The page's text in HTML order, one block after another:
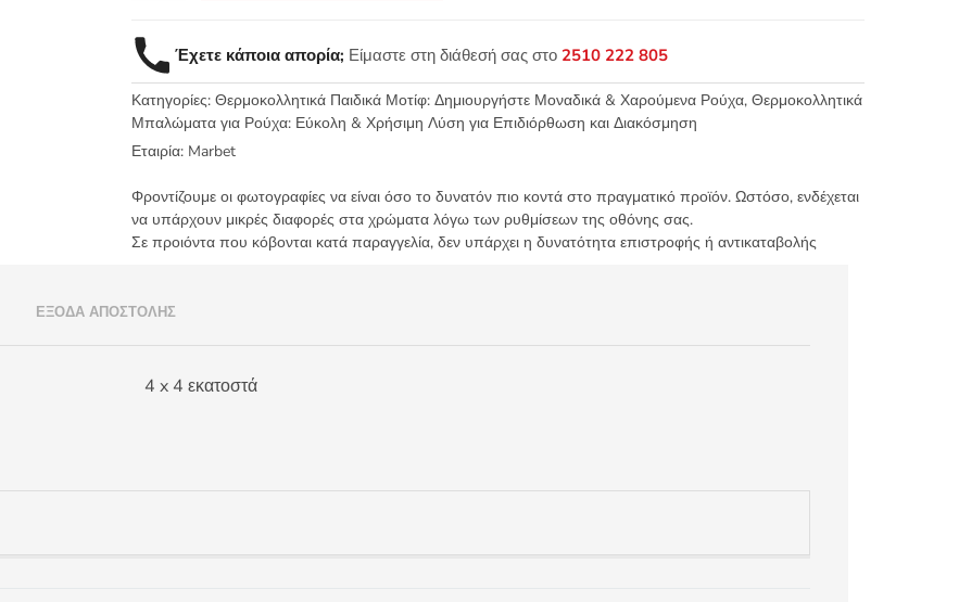
4x4εκ
-
1485
ποσότητα
Έχετε κάποια απορία; Είμαστε στη διάθεσή σας στο 2510 222 805
Κατηγορίες: Θερμοκολλητικά Παιδικά Μοτίφ: Δημιουργήστε Μοναδικά & Χαρούμενα Ρούχα, Θερμοκολλητικά
Μπαλώματα για Ρούχα: Εύκολη & Χρήσιμη Λύση για Επιδιόρθωση και Διακόσμηση
Εταιρία: Marbet
Φροντίζουμε οι φωτογραφίες να είναι όσο το δυνατόν πιο κοντά στο πραγματικό προϊόν. Ωστόσο, ενδέχεται
να υπάρχουν μικρές διαφορές στα χρώματα λόγω των ρυθμίσεων της οθόνης σας.
Σε προιόντα που κόβονται κατά παραγγελία, δεν υπάρχει η δυνατότητα επιστροφής ή αντικαταβολής
ΈΞΟΔΑ ΑΠΟΣΤΟΛΉΣ
4 x 4 εκατοστά